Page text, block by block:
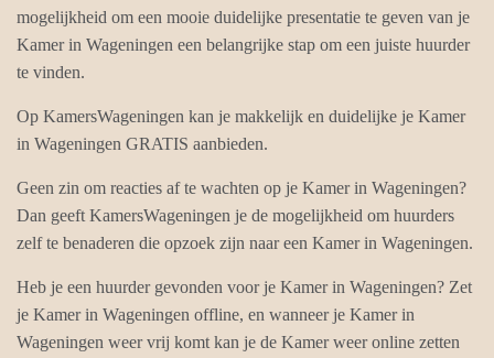
mogelijkheid om een mooie duidelijke presentatie te geven van je
Kamer in Wageningen een belangrijke stap om een juiste huurder
te vinden.
Op KamersWageningen kan je makkelijk en duidelijke je Kamer
in Wageningen GRATIS aanbieden.
Geen zin om reacties af te wachten op je Kamer in Wageningen?
Dan geeft KamersWageningen je de mogelijkheid om huurders
zelf te benaderen die opzoek zijn naar een Kamer in Wageningen.
Heb je een huurder gevonden voor je Kamer in Wageningen? Zet
je Kamer in Wageningen offline, en wanneer je Kamer in
Wageningen weer vrij komt kan je de Kamer weer online zetten